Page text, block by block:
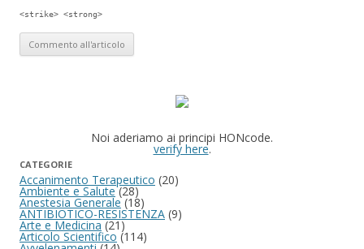
<strike> <strong>
Noi aderiamo ai principi HONcode.
verify here.
CATEGORIE
Accanimento Terapeutico (20)
Ambiente e Salute(28)
Anestesia Generale(18)
ANTIBIOTICO-RESISTENZA (9)
Arte e Medicina(21)
Articolo Scientifico (114)